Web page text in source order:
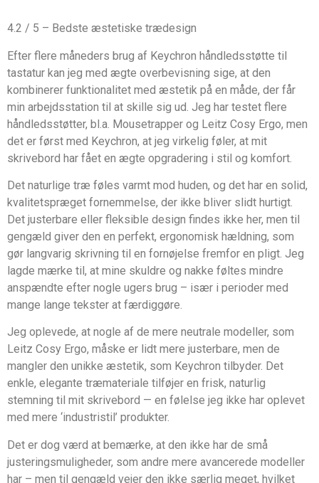
4.2 / 5 – Bedste æstetiske trædesign
Efter flere måneders brug af Keychron håndledsstøtte til
tastatur kan jeg med ægte overbevisning sige, at den
kombinerer funktionalitet med æstetik på en måde, der får
min arbejdsstation til at skille sig ud. Jeg har testet flere
håndledsstøtter, bl.a. Mousetrapper og Leitz Cosy Ergo, men
det er først med Keychron, at jeg virkelig føler, at mit
skrivebord har fået en ægte opgradering i stil og komfort.
Det naturlige træ føles varmt mod huden, og det har en solid,
kvalitetspræget fornemmelse, der ikke bliver slidt hurtigt.
Det justerbare eller fleksible design findes ikke her, men til
gengæld giver den en perfekt, ergonomisk hældning, som
gør langvarig skrivning til en fornøjelse fremfor en pligt. Jeg
lagde mærke til, at mine skuldre og nakke føltes mindre
anspændte efter nogle ugers brug – især i perioder med
mange lange tekster at færdiggøre.
Jeg oplevede, at nogle af de mere neutrale modeller, som
Leitz Cosy Ergo, måske er lidt mere justerbare, men de
mangler den unikke æstetik, som Keychron tilbyder. Det
enkle, elegante træmateriale tilføjer en frisk, naturlig
stemning til mit skrivebord — en følelse jeg ikke har oplevet
med mere ‘industristil’ produkter.
Det er dog værd at bemærke, at den ikke har de små
justeringsmuligheder, som andre mere avancerede modeller
har – men til gengæld vejer den ikke særlig meget, hvilket